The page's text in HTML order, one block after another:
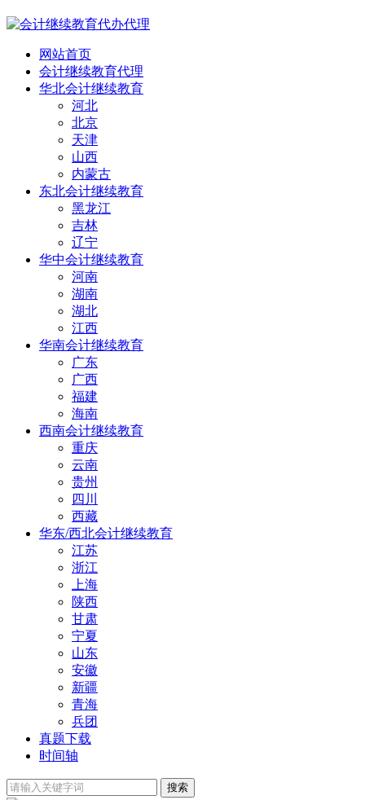
网站首页
会计继续教育代理
华北会计继续教育
河北
北京
天津
山西
内蒙古
东北会计继续教育
黑龙江
吉林
辽宁
华中会计继续教育
河南
湖南
湖北
江西
华南会计继续教育
广东
广西
福建
海南
西南会计继续教育
重庆
云南
贵州
四川
西藏
华东/西北会计继续教育
江苏
浙江
上海
陕西
甘肃
宁夏
山东
安徽
新疆
青海
兵团
真题下载
时间轴